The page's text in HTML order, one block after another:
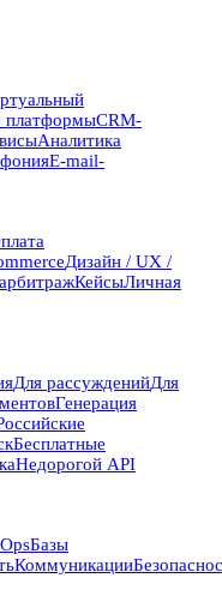
платформыCRM-
Аналитика
E-mail-
Дизайн / UX /
КейсыЛичная
Для рассужденийДля
Генерация
Бесплатные
Недорогой API
Базы
Коммуникации